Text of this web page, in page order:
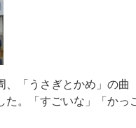
「うさぎとかめ」の曲
。「すごいな」「か